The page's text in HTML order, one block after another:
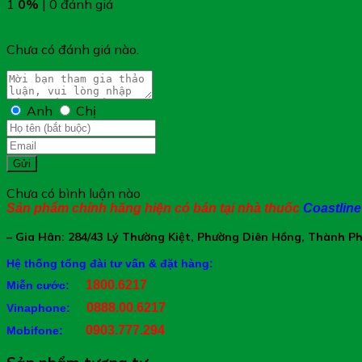
L-Carnitine Fumarate : 20mg
Vitamin PP (Nicotinamid): 2mg
Nattokinase : 800FU
Phụ liệu: Vỏ nang Gelatin, chất độn (tinh bột, lactose), chất
Công Dụng CarTin Qplus:
Hỗ trợ tốt cho sức khỏe tim mạch
1 0% | 0 đánh giá
Chưa có đánh giá nào.
Anh Chị
Gửi
Chưa có bình luận nào
Sản phẩm chính hãng hiện có bán tại nhà thuốc
– Gia Hân: 284/43 Lý Thường Kiệt, Phường Diên Hồng, Thành
Hệ thống tổng đài tư vấn & đặt hàng:
Miễn cước: 1800.6217
Vinaphone: 0888.00.6217
Mobifone: 0903.777.294